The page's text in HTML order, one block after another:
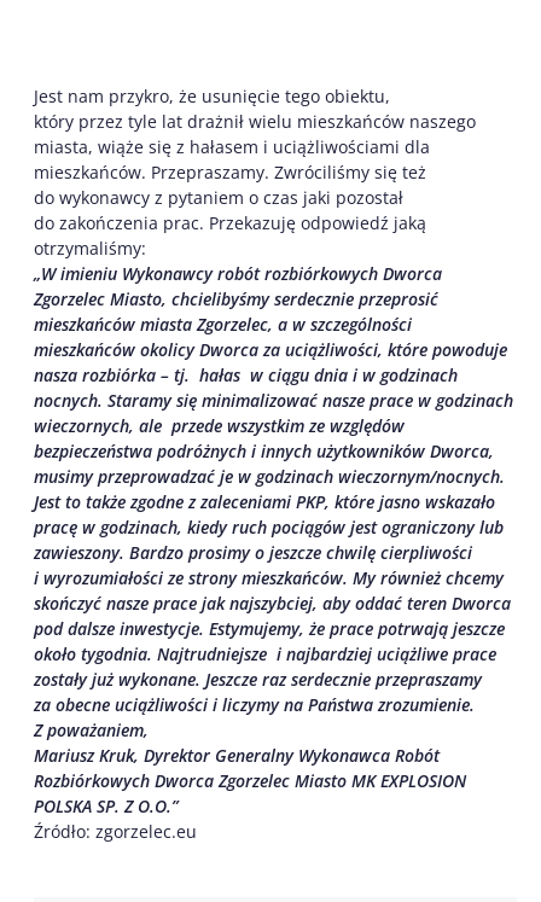
Jest nam przykro, że usunięcie tego obiektu,
który przez tyle lat drażnił wielu mieszkańców naszego
miasta, wiąże się z hałasem i uciążliwościami dla
mieszkańców. Przepraszamy. Zwróciliśmy się też
do wykonawcy z pytaniem o czas jaki pozostał
do zakończenia prac. Przekazuję odpowiedź jaką
otrzymaliśmy:
„W imieniu Wykonawcy robót rozbiórkowych Dworca
Zgorzelec Miasto, chcielibyśmy serdecznie przeprosić
mieszkańców miasta Zgorzelec, a w szczególności
mieszkańców okolicy Dworca za uciążliwości, które powoduje
nasza rozbiórka – tj. hałas w ciągu dnia i w godzinach
nocnych. Staramy się minimalizować nasze prace w godzinach
wieczornych, ale przede wszystkim ze względów
bezpieczeństwa podróżnych i innych użytkowników Dworca,
musimy przeprowadzać je w godzinach wieczornym/nocnych.
Jest to także zgodne z zaleceniami PKP, które jasno wskazało
pracę w godzinach, kiedy ruch pociągów jest ograniczony lub
zawieszony. Bardzo prosimy o jeszcze chwilę cierpliwości
i wyrozumiałości ze strony mieszkańców. My również chcemy
skończyć nasze prace jak najszybciej, aby oddać teren Dworca
pod dalsze inwestycje. Estymujemy, że prace potrwają jeszcze
około tygodnia. Najtrudniejsze i najbardziej uciążliwe prace
zostały już wykonane. Jeszcze raz serdecznie przepraszamy
za obecne uciążliwości i liczymy na Państwa zrozumienie.
Z poważaniem,
Mariusz Kruk, Dyrektor Generalny Wykonawca Robót
Rozbiórkowych Dworca Zgorzelec Miasto MK EXPLOSION
POLSKA SP. Z O.O.”
Źródło: zgorzelec.eu